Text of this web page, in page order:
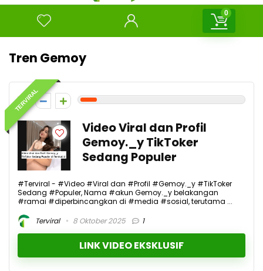
0
Tren Gemoy
TERVIRAL
1
Video Viral dan Profil
Gemoy._y TikToker
Sedang Populer
#Terviral - #Video #Viral dan #Profil #Gemoy._y #TikToker
Sedang #Populer, Nama #akun Gemoy._y belakangan
#ramai #diperbincangkan di #media #sosial, terutama ...
Terviral
8 Oktober 2025 1
LINK VIDEO EKSKLUSIF